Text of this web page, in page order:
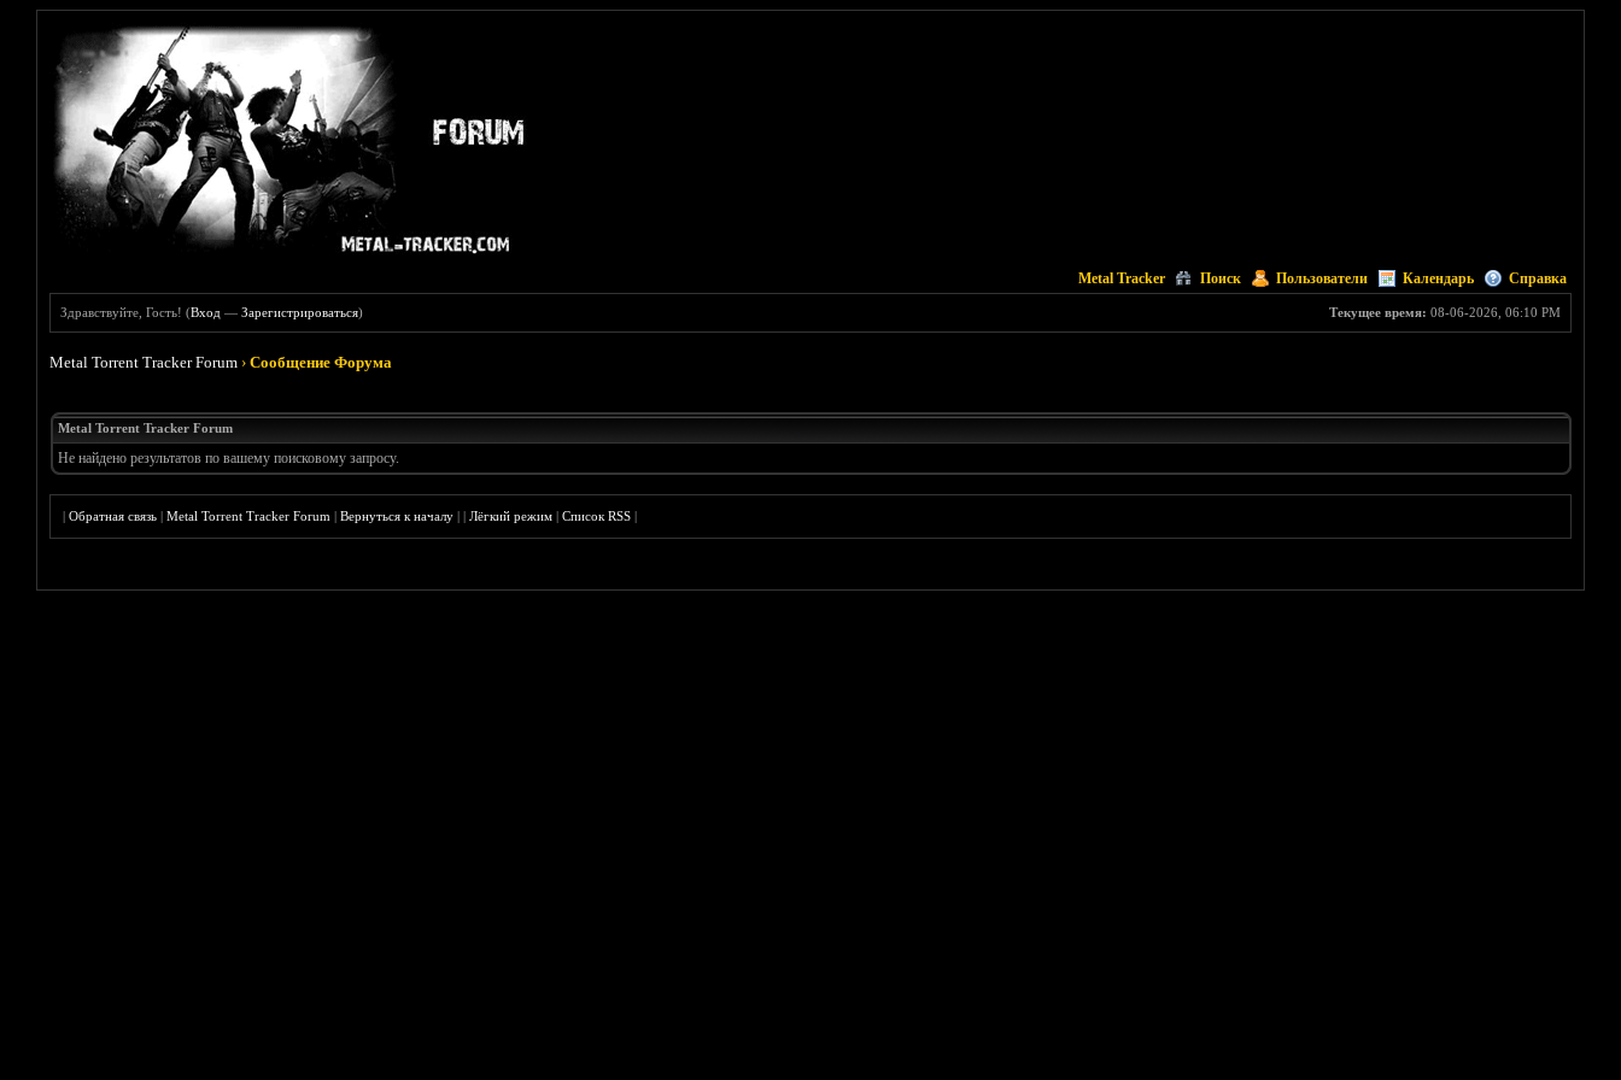
Metal Tracker Поиск Пользователи Календарь Справка
Текущее время: 08-06-2026, 06:10 PM
Здравствуйте, Гость! (Вход —Зарегистрироваться)
Metal Torrent Tracker Forum ›Сообщение Форума
Metal Torrent Tracker Forum
Не найдено результатов по вашему поисковому запросу.
|Обратная связь |Metal Torrent Tracker Forum |Вернуться к началу ||Лёгкий режим |Список RSS |